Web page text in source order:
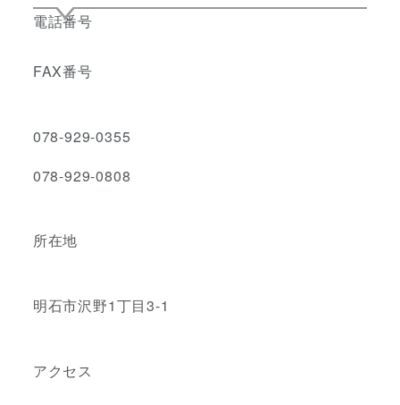
電話番号
FAX番号
078-929-0355
078-929-0808
所在地
明石市沢野1丁目3-1
アクセス